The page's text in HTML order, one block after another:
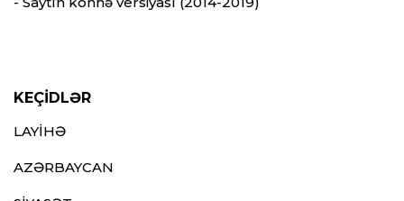
KEÇİDLƏR
LAYİHƏ
AZƏRBAYCAN